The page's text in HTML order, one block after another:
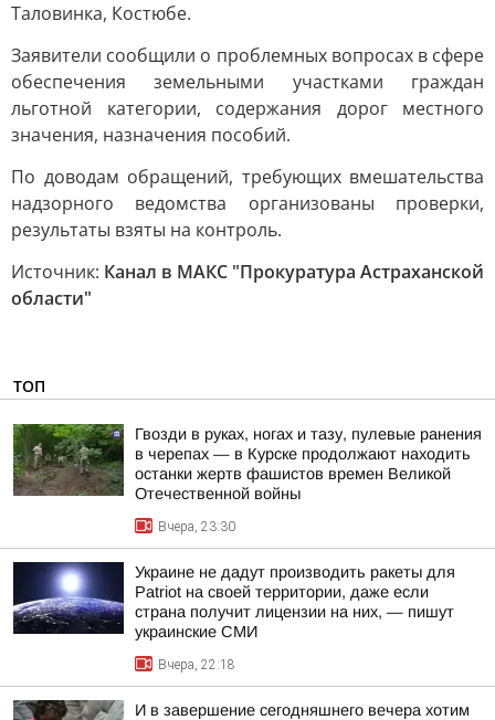
Таловинка, Костюбе.
Заявители сообщили о проблемных вопросах в сфере
обеспечения земельными участками граждан
льготной категории, содержания дорог местного
значения, назначения пособий.
По доводам обращений, требующих вмешательства
надзорного ведомства организованы проверки,
результаты взяты на контроль.
Источник: Канал в МАКС "Прокуратура Астраханской
области"
ТОП
Гвозди в руках, ногах и тазу, пулевые ранения
в черепах — в Курске продолжают находить
останки жертв фашистов времен Великой
Отечественной войны
Вчера, 23:30
Украине не дадут производить ракеты для
Patriot на своей территории, даже если
страна получит лицензии на них, — пишут
украинские СМИ
Вчера, 22:18
И в завершение сегодняшнего вечера хотим